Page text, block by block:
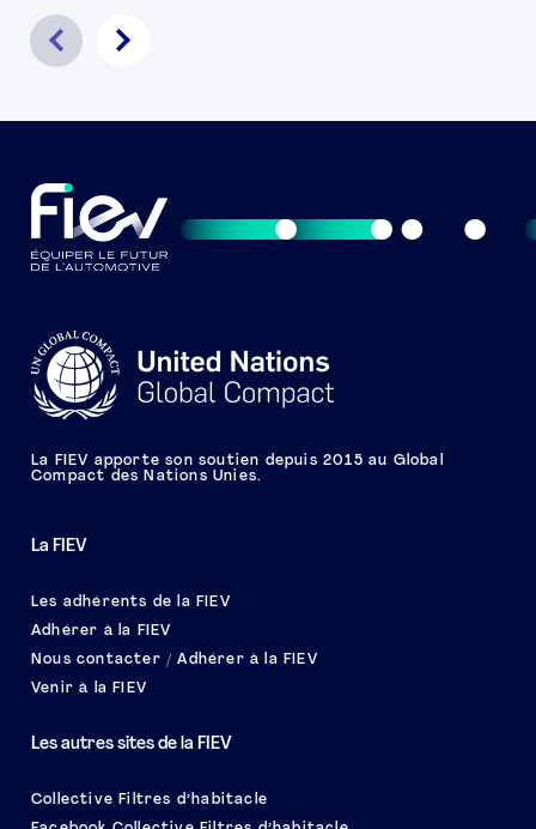
La FIEV
Les adhérents de la FIEV
Adhérer à la FIEV
Nous contacter / Adhérer à la FIEV
Venir à la FIEV
Les autres sites de la FIEV
Collective Filtres d’habitacle
La FIEV apporte son soutien depuis 2015 au Global
Compact des Nations Unies.